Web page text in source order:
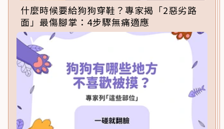
什麼時候要給狗狗穿鞋？專家揭「2惡劣路
面」最傷腳掌：4步驟無痛適應